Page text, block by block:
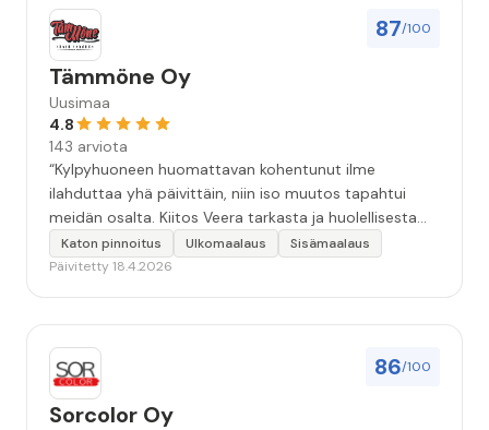
87/100
Tämmöne Oy
Uusimaa
4.8
143 arviota
“Kylpyhuoneen huomattavan kohentunut ilme
ilahduttaa yhä päivittäin, niin iso muutos tapahtui
meidän osalta. Kiitos Veera tarkasta ja huolellisesta
työstä, sekä ystävällisestä palvelusta!”
Katon pinnoitus Ulkomaalaus
Sisämaalaus
Päivitetty 18.4.2026
86/100
Sorcolor Oy